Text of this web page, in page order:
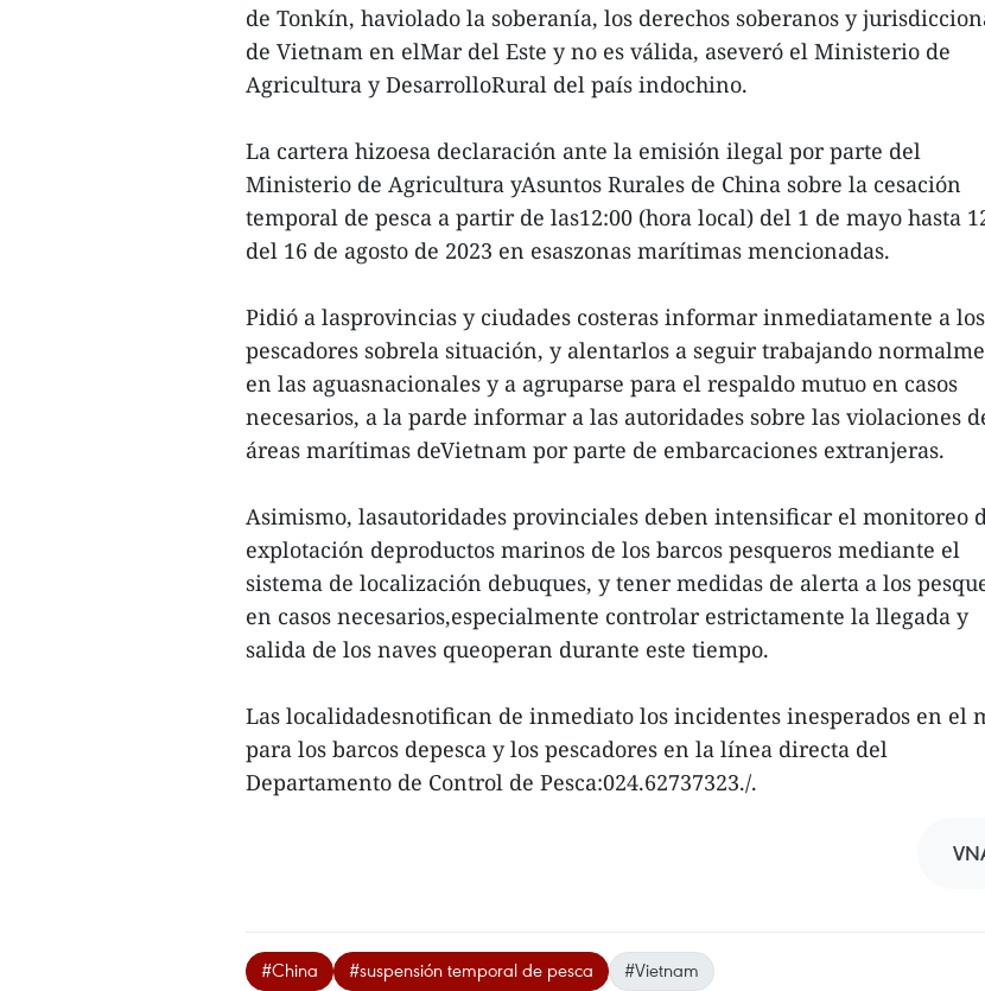
de Tonkín, haviolado la soberanía, los derechos soberanos y
de Vietnam en elMar del Este y no es válida, aseveró el Ministerio de
Agricultura y DesarrolloRural del país indochino.
La cartera hizoesa declaración ante la emisión ilegal por parte del
Ministerio de Agricultura yAsuntos Rurales de China sobre la cesación
temporal de pesca a partir de las12:00 (hora local) del 1 de mayo hasta
del 16 de agosto de 2023 en esaszonas marítimas mencionadas.
Pidió a lasprovincias y ciudades costeras informar inmediatamente a los
pescadores sobrela situación, y alentarlos a seguir trabajando
en las aguasnacionales y a agruparse para el respaldo mutuo en casos
necesarios, a la parde informar a las autoridades sobre las violaciones
áreas marítimas deVietnam por parte de embarcaciones extranjeras.
Asimismo, lasautoridades provinciales deben intensificar el monitoreo
explotación deproductos marinos de los barcos pesqueros mediante el
sistema de localización debuques, y tener medidas de alerta a los
en casos necesarios,especialmente controlar estrictamente la llegada y
salida de los naves queoperan durante este tiempo.
Las localidadesnotifican de inmediato los incidentes inesperados en el
para los barcos depesca y los pescadores en la línea directa del
Departamento de Control de Pesca:024.62737323./.
#China #suspensión temporal de pesca
#Vietnam